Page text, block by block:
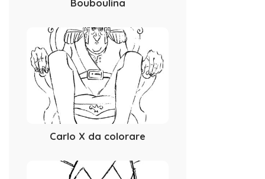
Bouboulina
Carlo X da colorare